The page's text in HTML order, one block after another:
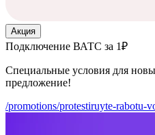
Акция
Подключение ВАТС за 1₽
Специальные условия для
предложение!
/promotions/protestiruyte-rabotu-